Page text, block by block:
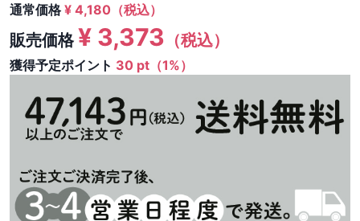
通常価格¥ 4,180 （税込）
販売価格¥ 3,373 （税込）
獲得予定ポイント 30 pt（1%）